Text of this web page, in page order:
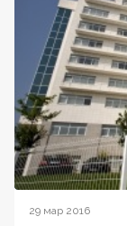
29 мар 2016